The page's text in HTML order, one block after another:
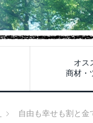
オス
商材・
自由も幸せも割と金